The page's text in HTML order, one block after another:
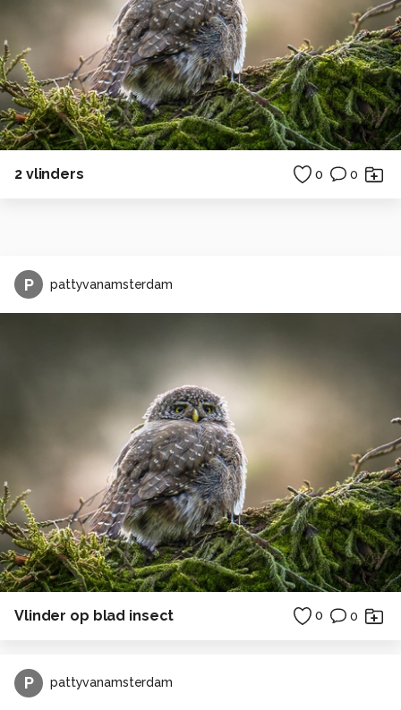
2 vlinders 0 0
P pattyvanamsterdam
Vlinder op blad insect 0 0
P pattyvanamsterdam